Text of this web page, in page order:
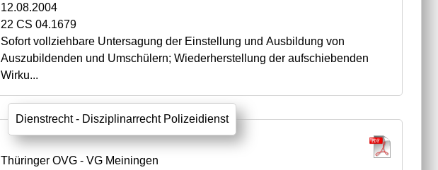
12.08.2004
22 CS 04.1679
Sofort vollziehbare Untersagung der Einstellung und Ausbildung von
Auszubildenden und Umschülern; Wiederherstellung der aufschiebenden
Wirku...
Dienstrecht - Disziplinarrecht Polizeidienst
Thüringer OVG - VG Meiningen